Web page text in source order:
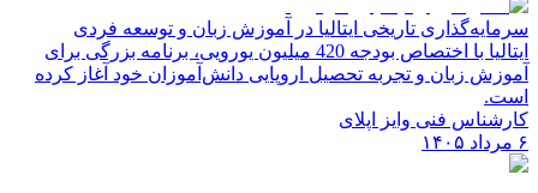
سرمایه‌گذاری تاریخی ایتالیا در آموزش زبان و توسعه فردی
ایتالیا با اختصاص بودجه 420 میلیون یورویی، برنامه بزرگی برای
آموزش زبان و تجربه تحصیل اروپایی دانش‌آموزان خود آغاز کرده
است.
کارشناس فنی وایز اپلای
۶ مرداد ۱۴۰۵